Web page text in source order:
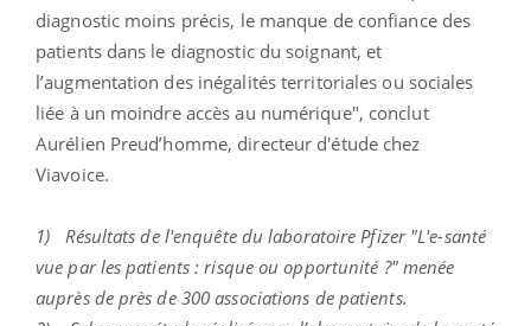
diagnostic moins précis, le manque de confiance des
patients dans le diagnostic du soignant, et
l’augmentation des inégalités territoriales ou sociales
liée à un moindre accès au numérique", conclut
Aurélien Preud’homme, directeur d'étude chez
Viavoice.
1) Résultats de l'enquête dulaboratoire Pfizer "L'e-santé
vue par les patients : risque ou opportunité ?" menée
auprès de près de 300 associations de patients.